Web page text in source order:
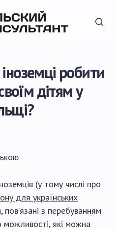
робити
дітям у
(у тому числі про
для українських
пов’язані з перебуванням
які можна